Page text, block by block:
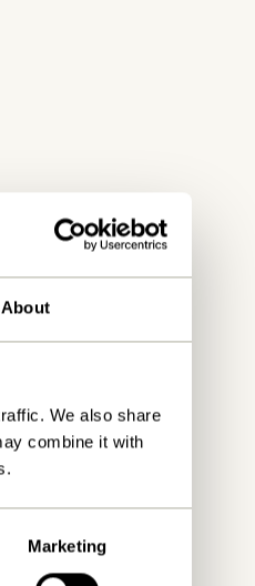
About
We also share
combine it with
Marketing